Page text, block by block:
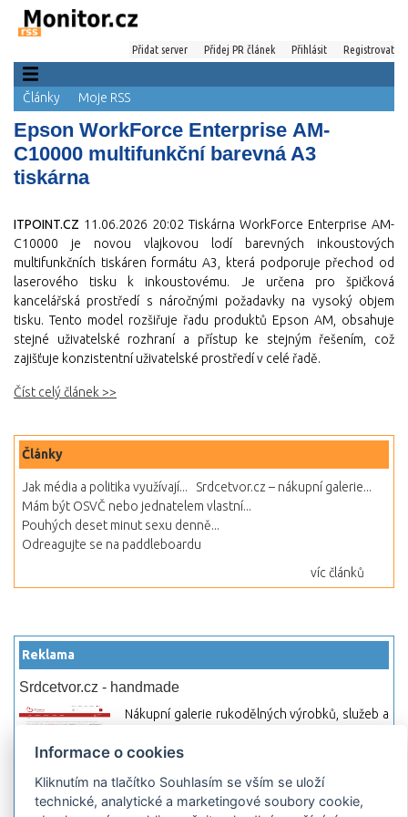
Přidat server Přidej PR článek Přihlásit Registrovat
Články Moje RSS
Epson WorkForce Enterprise AM-
C10000 multifunkční barevná A3
tiskárna
ITPOINT.CZ 11.06.2026 20:02 Tiskárna WorkForce Enterprise AM-
C10000 je novou vlajkovou lodí barevných inkoustových
multifunkčních tiskáren formátu A3, která podporuje přechod od
laserového tisku k inkoustovému. Je určena pro špičková
kancelářská prostředí s náročnými požadavky na vysoký objem
tisku. Tento model rozšiřuje řadu produktů Epson AM, obsahuje
stejné uživatelské rozhraní a přístup ke stejným řešením, což
zajišťuje konzistentní uživatelské prostředí v celé řadě.
Číst celý článek >>
Články
Jak média a politika využívají...
Srdcetvor.cz – nákupní galerie...
Mám být OSVČ nebo jednatelem vlastní...
Pouhých deset minut sexu denně...
Odreagujte se na paddleboardu
víc článků
Reklama
Srdcetvor.cz - handmade
Nákupní galerie rukodělných výrobků, služeb a
začít prodávat nebo jen nakupovat.
Hledej-hosting.cz - webhosting, VPS
hosting
Informace o cookies
Kliknutím na tlačítko Souhlasím se vším se uloží
technické, analytické a marketingové soubory cookie,